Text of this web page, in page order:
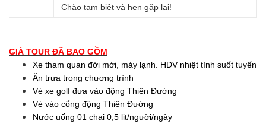
Chào tạm biệt và hẹn gặp lại!
GIÁ TOUR ĐÃ BAO GỒM
Xe tham quan đời mới, máy lạnh. HDV nhiệt tình suốt tuyến
Ăn trưa trong chương trình
Vé xe golf đưa vào động Thiên Đường
Vé vào cổng động Thiên Đường
Nước uống 01 chai 0,5 lit/người/ngày